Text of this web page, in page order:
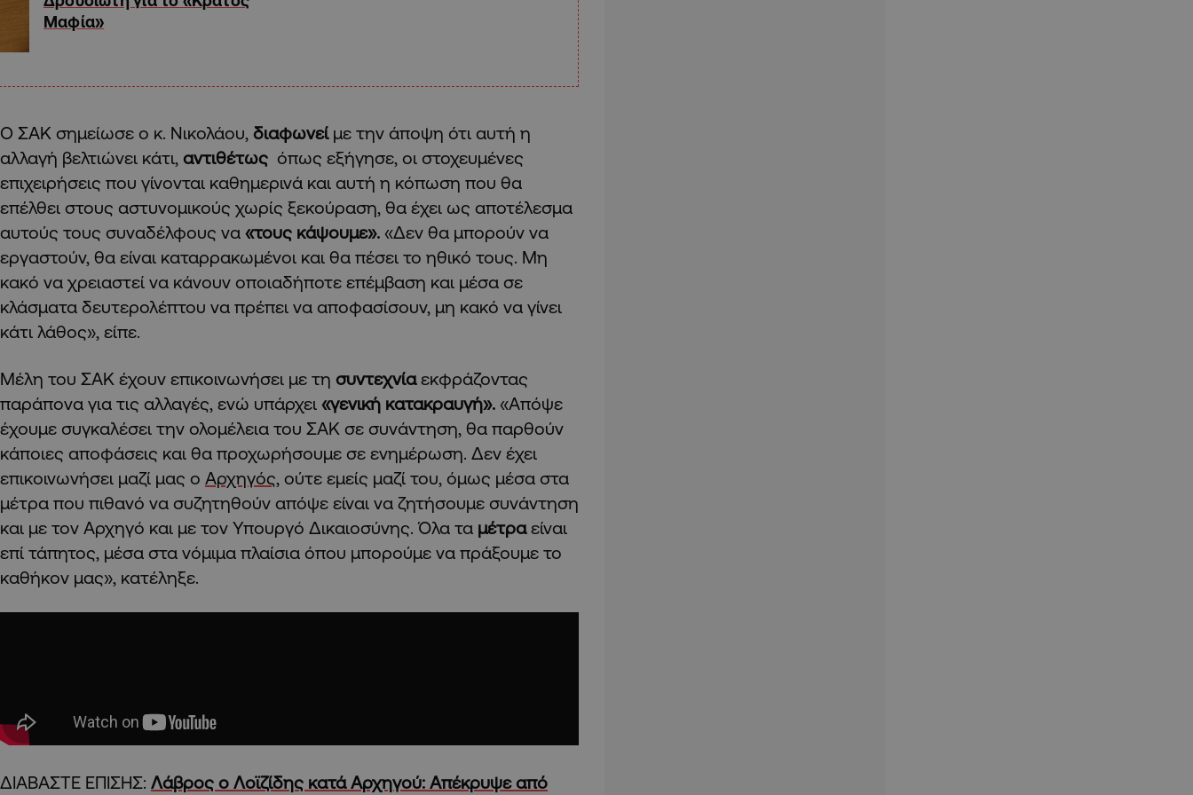
Μαφία»
Ο ΣΑΚ σημείωσε ο κ. Νικολάου, διαφωνείμε την άποψη ότι αυτή η
αλλαγή βελτιώνει κάτι, αντιθέτως όπως εξήγησε, οι στοχευμένες
επιχειρήσεις που γίνονται καθημερινά και αυτή η κόπωση που θα
επέλθει στους αστυνομικούς χωρίς ξεκούραση, θα έχει ως αποτέλεσμα
αυτούς τους συναδέλφους να «τους κάψουμε». «Δεν θα μπορούν να
εργαστούν, θα είναι καταρρακωμένοι και θα πέσει το ηθικό τους. Μη
κακό να χρειαστεί να κάνουν οποιαδήποτε επέμβαση και μέσα σε
κλάσματα δευτερολέπτου να πρέπει να αποφασίσουν, μη κακό να γίνει
κάτι λάθος», είπε.
Μέλη του ΣΑΚ έχουν επικοινωνήσει με τη συντεχνίαεκφράζοντας
παράπονα για τις αλλαγές, ενώ υπάρχει «γενική κατακραυγή». «Απόψε
έχουμε συγκαλέσει την ολομέλεια του ΣΑΚ σε συνάντηση, θα παρθούν
κάποιες αποφάσεις και θα προχωρήσουμε σε ενημέρωση. Δεν έχει
επικοινωνήσει μαζί μας ο Αρχηγός, ούτε εμείς μαζί του, όμως μέσα στα
μέτρα που πιθανό να συζητηθούν απόψε είναι να ζητήσουμε συνάντηση
και με τον Αρχηγό και με τον Υπουργό Δικαιοσύνης. Όλα τα μέτραείναι
επί τάπητος, μέσα στα νόμιμα πλαίσια όπου μπορούμε να πράξουμε το
καθήκον μας», κατέληξε.
ΔΙΑΒΑΣΤΕ ΕΠΙΣΗΣ: Λάβρος ο Λοϊζίδης κατά Αρχηγού: Απέκρυψε από